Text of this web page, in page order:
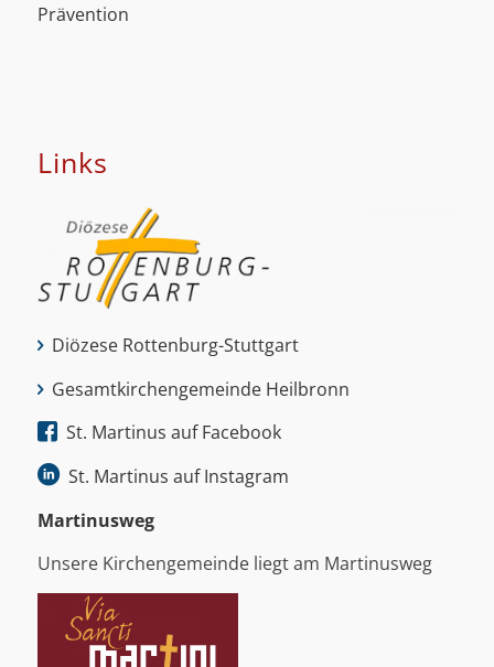
Prävention
Links
Diözese Rottenburg-Stuttgart
Gesamtkirchengemeinde Heilbronn
St. Martinus auf Facebook
St. Martinus auf Instagram
Martinus­weg
Unsere Kirchengemeinde liegt am Martinusweg